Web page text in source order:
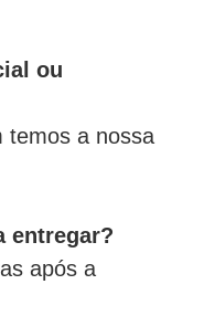
ou
temos a nossa
entregar?
após a